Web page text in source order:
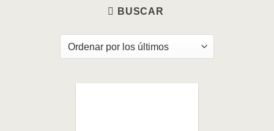
BUSCAR